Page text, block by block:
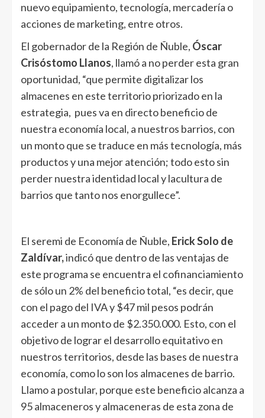
nuevo equipamiento, tecnología, mercadería o
acciones de marketing, entre otros.
El gobernador de la Región de Ñuble, Óscar
Crisóstomo Llanos, llamó a no perder esta gran
oportunidad, “que permite digitalizar los
almacenes en este territorio priorizado en la
estrategia, pues va en directo beneficio de
nuestra economía local, a nuestros barrios, con
un monto que se traduce en más tecnología, más
productos y una mejor atención; todo esto sin
perder nuestra identidad local y lacultura de
barrios que tanto nos enorgullece”.
El seremi de Economía de Ñuble, Erick Solo de
Zaldívar,indicó que dentro de las ventajas de
este programa se encuentra el cofinanciamiento
de sólo un 2% del beneficio total, “es decir, que
con el pago del IVA y $47 mil pesos podrán
acceder a un monto de $2.350.000. Esto, con el
objetivo de lograr el desarrollo equitativo en
nuestros territorios, desde las bases de nuestra
economía, como lo son los almacenes de barrio.
Llamo a postular, porque este beneficio alcanza a
95 almaceneros y almaceneras de esta zona de